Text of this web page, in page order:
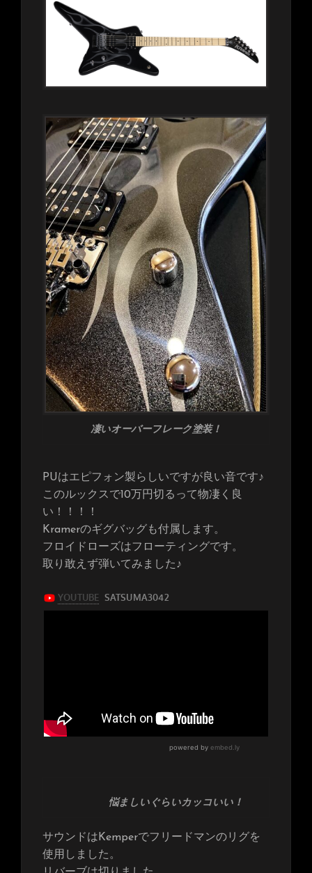
凄いオーバーフレーク塗装！
PUはエピフォン製らしいですが良い音です♪
このルックスで10万円切るって物凄く良
い！！！！
Kramerのギグバッグも付属します。
フロイドローズはフローティングです。
取り敢えず弾いてみました♪
悩ましいぐらいカッコいい！
サウンドはKemperでフリードマンのリグを
使用しました。